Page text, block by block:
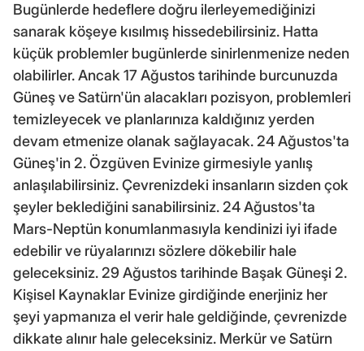
Bugünlerde hedeflere doğru ilerleyemediğinizi
sanarak köşeye kısılmış hissedebilirsiniz. Hatta
küçük problemler bugünlerde sinirlenmenize neden
olabilirler. Ancak 17 Ağustos tarihinde burcunuzda
Güneş ve Satürn'ün alacakları pozisyon, problemleri
temizleyecek ve planlarınıza kaldığınız yerden
devam etmenize olanak sağlayacak. 24 Ağustos'ta
Güneş'in 2. Özgüven Evinize girmesiyle yanlış
anlaşılabilirsiniz. Çevrenizdeki insanların sizden çok
şeyler beklediğini sanabilirsiniz. 24 Ağustos'ta
Mars-Neptün konumlanmasıyla kendinizi iyi ifade
edebilir ve rüyalarınızı sözlere dökebilir hale
geleceksiniz. 29 Ağustos tarihinde Başak Güneşi 2.
Kişisel Kaynaklar Evinize girdiğinde enerjiniz her
şeyi yapmanıza el verir hale geldiğinde, çevrenizde
dikkate alınır hale geleceksiniz. Merkür ve Satürn